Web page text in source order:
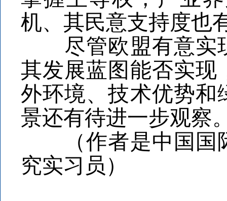
机、其民意支持度也
尽管欧盟有意实现
其发展蓝图能否实现
外环境、技术优势和
景还有待进一步观察
（作者是中国国际
究实习员）